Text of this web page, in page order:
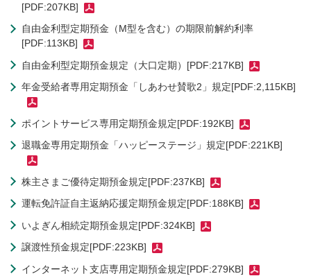
[PDF:207KB]
自由金利型定期預金（M型を含む）の期限前解約利率
[PDF:113KB]
自由金利型定期預金規定（大口定期）[PDF:217KB]
年金受給者専用定期預金「しあわせ賛歌2」規定[PDF:2,115KB]
ポイントサービス専用定期預金規定[PDF:192KB]
退職金専用定期預金「ハッピーステージ」規定[PDF:221KB]
株主さまご優待定期預金規定[PDF:237KB]
運転免許証自主返納応援定期預金規定[PDF:188KB]
いよぎん相続定期預金規定[PDF:324KB]
譲渡性預金規定[PDF:223KB]
インターネット支店専用定期預金規定[PDF:279KB]